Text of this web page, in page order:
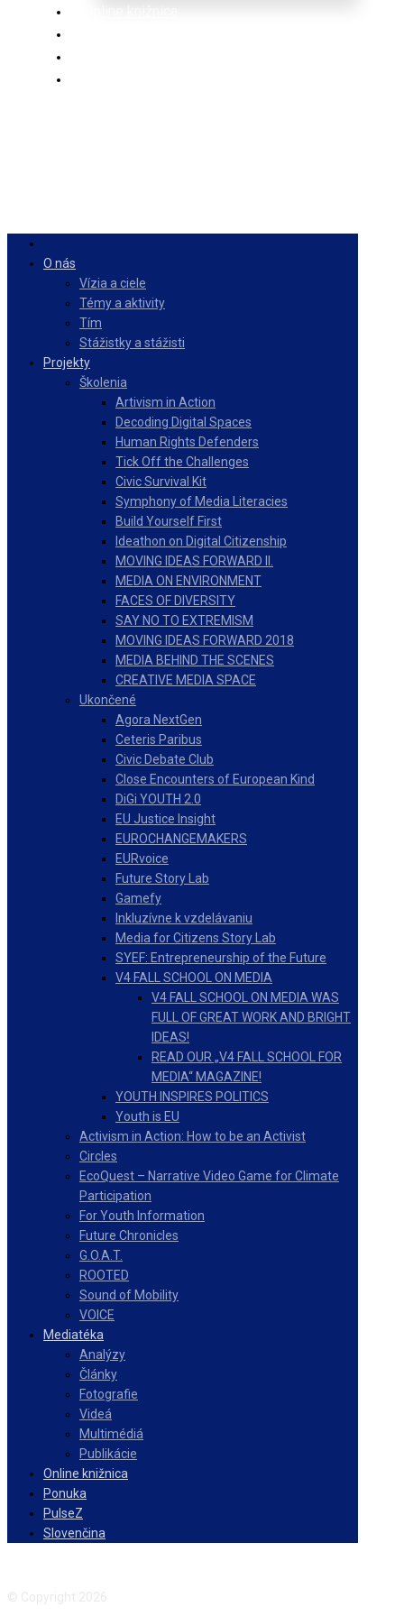
O nás
Vízia a ciele
Témy a aktivity
Tím
Stážistky a stážisti
Projekty
Školenia
Artivism in Action
Decoding Digital Spaces
Human Rights Defenders
Tick Off the Challenges
Civic Survival Kit
Symphony of Media Literacies
Build Yourself First
Ideathon on Digital Citizenship
MOVING IDEAS FORWARD II.
MEDIA ON ENVIRONMENT
FACES OF DIVERSITY
SAY NO TO EXTREMISM
MOVING IDEAS FORWARD 2018
MEDIA BEHIND THE SCENES
CREATIVE MEDIA SPACE
Ukončené
Agora NextGen
Ceteris Paribus
Civic Debate Club
Close Encounters of European Kind
DiGi YOUTH 2.0
EU Justice Insight
EUROCHANGEMAKERS
EURvoice
Future Story Lab
Gamefy
Inkluzívne k vzdelávaniu
Media for Citizens Story Lab
SYEF: Entrepreneurship of the Future
V4 FALL SCHOOL ON MEDIA
V4 FALL SCHOOL ON MEDIA WAS
FULL OF GREAT WORK AND BRIGHT
IDEAS!
READ OUR „V4 FALL SCHOOL FOR
MEDIA“ MAGAZINE!
YOUTH INSPIRES POLITICS
Youth is EU
Activism in Action: How to be an Activist
Circles
EcoQuest – Narrative Video Game for Climate
Participation
For Youth Information
Future Chronicles
G.O.A.T.
ROOTED
Sound of Mobility
VOICE
Mediatéka
Analýzy
Články
Fotografie
Videá
Multimédiá
Publikácie
Online knižnica
Ponuka
PulseZ
Slovenčina